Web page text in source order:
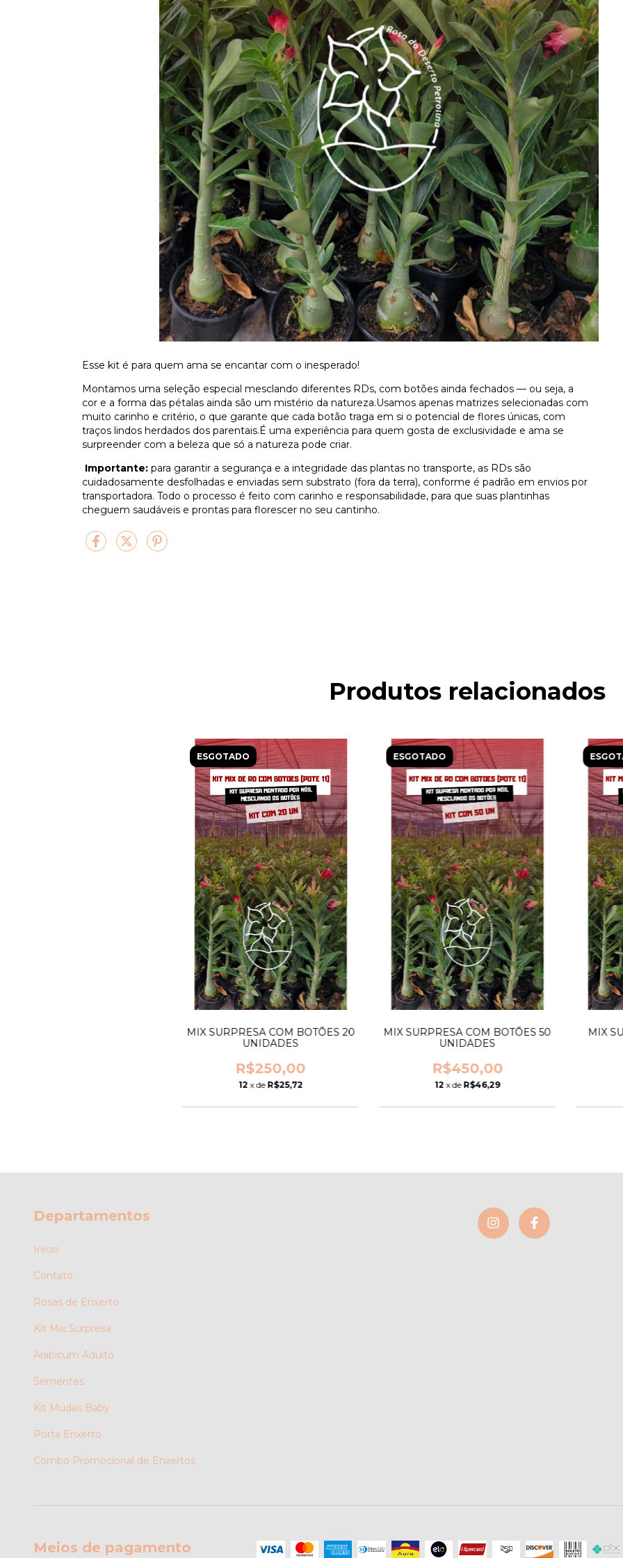
Esse kit é para quem ama se encantar com o inesperado!
Montamos uma seleção especial mesclando diferentes RDs, com botões ainda fechados — ou seja, a
cor e a forma das pétalas ainda são um mistério da natureza.Usamos apenas matrizes selecionadas com
muito carinho e critério, o que garante que cada botão traga em si o potencial de flores únicas, com
traços lindos herdados dos parentais.É uma experiência para quem gosta de exclusividade e ama se
surpreender com a beleza que só a natureza pode criar.
Importante: para garantir a segurança e a integridade das plantas no transporte, as RDs são
cuidadosamente desfolhadas e enviadas sem substrato (fora da terra), conforme é padrão em envios por
transportadora. Todo o processo é feito com carinho e responsabilidade, para que suas plantinhas
cheguem saudáveis e prontas para florescer no seu cantinho.
Produtos relacionados
ESGOTADO
MIX SURPRESA COM BOTÕES 20
UNIDADES
R$250,00
12 x de R$25,72
ESGOTADO
MIX SURPRESA COM BOTÕES 50
UNIDADES
R$450,00
12 x de R$46,29
MIX
Departamentos
Início
Contato
Rosas de Enxerto
Kit Mix Surpresa
Arabicum Adulto
Sementes
Kit Mudas Baby
Porta Enxerto
Combo Promocional de Enxertos
Meios de pagamento